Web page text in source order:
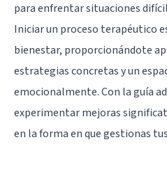
para enfrentar situaciones
Iniciar un proceso terapéutico
bienestar, proporcionándote
estrategias concretas y un
emocionalmente. Con la guía
experimentar mejoras
en la forma en que gestionas